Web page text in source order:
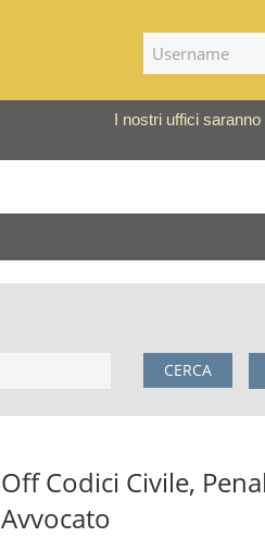
I nostri uffici
CERCA
Off Codici Civile,
Avvocato